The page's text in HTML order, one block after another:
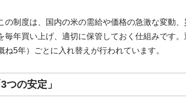
の制度は、国内の米の需給や価格の急激な変動
毎年買い上げ、適切に保管しておく仕組みです
ね5年）ごとに入れ替えが行われています。
つの安定」